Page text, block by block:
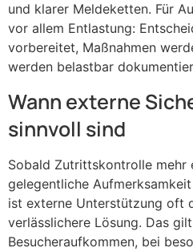
und klarer Meldeketten. Für
vor allem Entlastung:
vorbereitet, Maßnahmen
werden belastbar
Wann externe
sinnvoll sind
Sobald Zutrittskontrolle mehr
gelegentliche
ist externe Unterstützung oft
verlässlichere Lösung. Das
Besucheraufkommen, bei